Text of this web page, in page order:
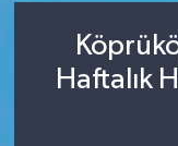
Haftalık